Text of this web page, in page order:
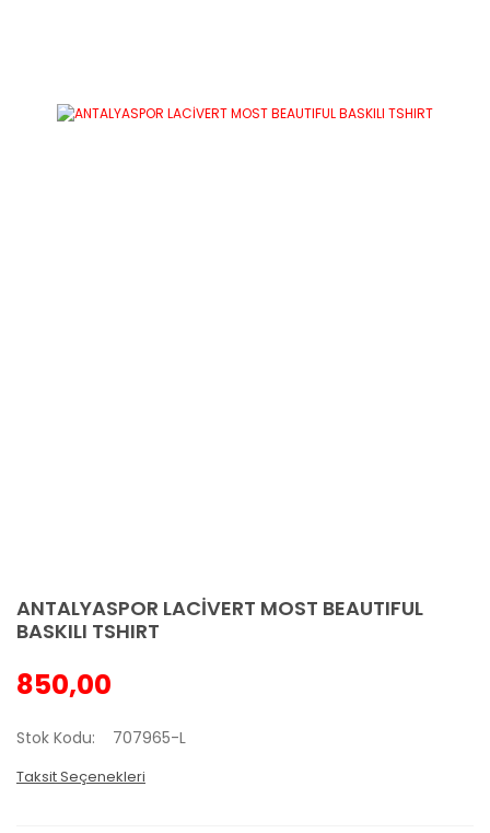
ANTALYASPOR LACİVERT MOST BEAUTIFUL
BASKILI TSHIRT
850,00
Stok Kodu 707965-L
Taksit Seçenekleri